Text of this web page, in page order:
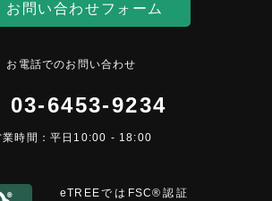
お問い合わせフォーム
お電話でのお問い合わせ
03-6453-9234
業時間：平日10:00 - 18:00
eTREEではFSC®︎認証